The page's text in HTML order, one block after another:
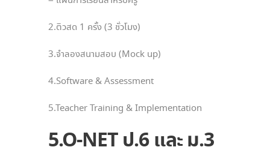
2.ติวสด 1 ครั้ง (3 ชั่วโมง)
3.จำลองสนามสอบ (Mock up)
4.Software & Assessment
5.Teacher Training & Implementation
5.O-NETป.6และ ม.3